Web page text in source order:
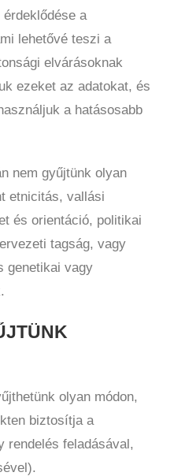
a
lehetővé teszi a
elvárásoknak
ezeket az adatokat, és
a hatásosabb
nem gyűjtünk olyan
etnicitás, vallási
és orientáció, politikai
tagság, vagy
genetikai vagy
olyan módon,
biztosítja a
rendelés feladásával,